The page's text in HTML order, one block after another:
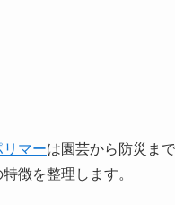
リマーは園芸から防災ま
徴を整理します。